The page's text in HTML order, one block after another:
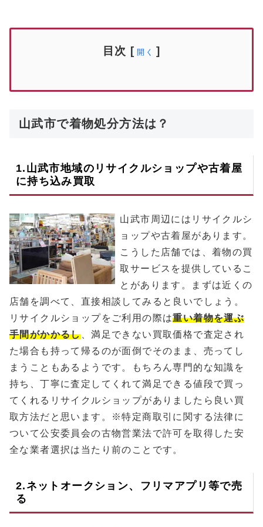
目次 [ 開く ]
山武市で着物処分方法は？
1. 山武市地域のリサイクルショップや古着屋
に持ち込み買取
山武市周辺にはリサイクルシ
ョップや古着屋があります。
こうした店舗では、着物の買
取サービスを提供しているこ
とがあります。まずは近くの
店舗を調べて、直接相談してみると良いでしょう。
リサイクルショップをご利用の際は重い着物を運ぶ
手間がかかるし、満足できない買取価格で査定され
た場合も持って帰るのが面倒でそのまま、売ってし
まうこともあるようです。もちろん専門的な知識を
持ち、丁寧に査定してくれて満足できる値段で買っ
てくれるリサイクルショップがありましたら良い買
取方法だと思います。※特定商取引に関する法律に
ついて公安委員会の古物営業法で許可を取得した安
全な業者選択は当たり前のことです。
2.ネットオークション、フリマアプリ等で売
る